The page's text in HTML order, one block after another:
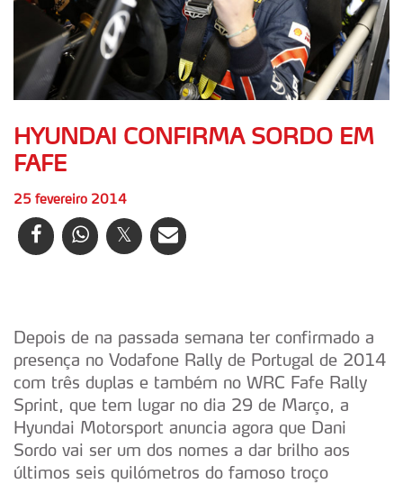
HYUNDAI CONFIRMA SORDO EM
FAFE
25 fevereiro 2014
Depois de na passada semana ter confirmado a
presença no Vodafone Rally de Portugal de 2014
com três duplas e também no WRC Fafe Rally
Sprint, que tem lugar no dia 29 de Março, a
Hyundai Motorsport anuncia agora que Dani
Sordo vai ser um dos nomes a dar brilho aos
últimos seis quilómetros do famoso troço